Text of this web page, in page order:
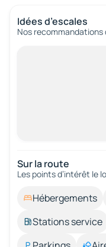
Idées d’escales
Nos recommandations
Sur la route
Les points d’intérêt le
Hébergements
Stations service